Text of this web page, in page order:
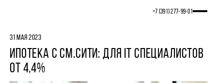
+7 (391) 277‒99‒01
31 МАЯ 2023
ИПОТЕКА С СМ.СИТИ: ДЛЯ IT СПЕЦИАЛИСТОВ
ОТ 4,4%